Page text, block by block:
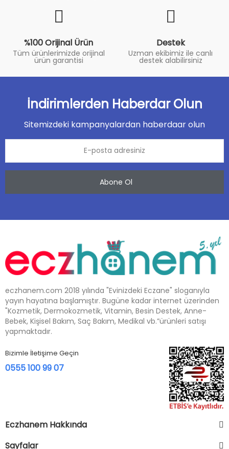
%100 Orijinal Ürün
Tüm ürünlerimizde orijinal
ürün garantisi
Destek
Uzman ekibimiz ile canlı
destek alabilirsiniz
İndirimlerden Haberdar Olun
Sitemizdeki kampanyalardan haberdaar olun
Abone Ol
eczhanem.com 2018 yılında "Evinizdeki Eczane" sloganıyla
yayın hayatına başlamıştır. Bugüne kadar internet üzerinden
"Kozmetik, Dermokozmetik, Vitamin, Besin Destek, Anne-
Bebek, Kişisel Bakım, Saç Bakım, Medikal vb.”ürünleri satışı
yapmaktadır.
Bizimle İletişime Geçin
0555 100 99 07
Eczhanem Hakkında
Sayfalar